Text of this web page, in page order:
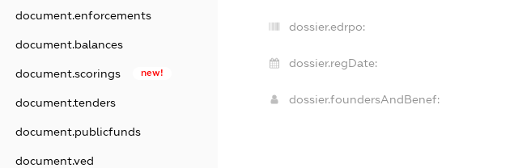
document.enforcements
document.balances
document.scorings new!
document.tenders
document.publicfunds
document.ved
dossier.edrpo:
dossier.regDate:
dossier.foundersAndBenef: